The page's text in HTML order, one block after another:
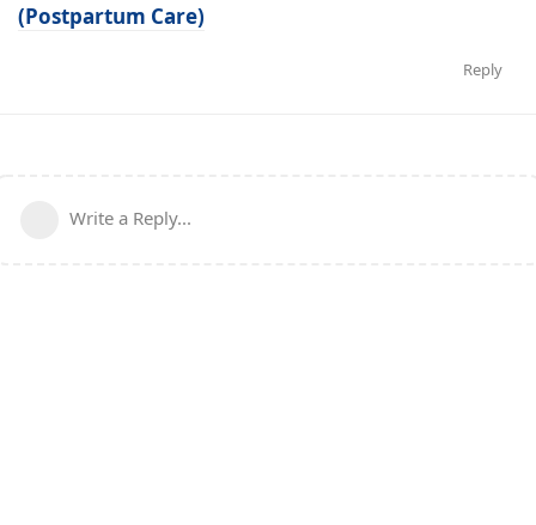
(Postpartum Care)
Reply
Write a Reply...